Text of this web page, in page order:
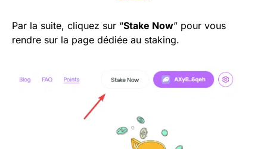
Par la suite, cliquez sur “Stake Now” pour vous
rendre sur la page dédiée au staking.